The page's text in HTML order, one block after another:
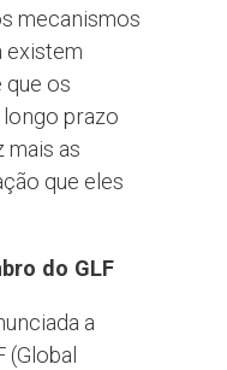
mecanismos
existem
que os
prazo
mais as
que eles
do GLF
a
(Global